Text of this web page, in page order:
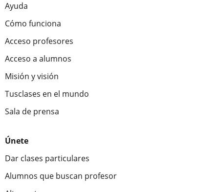
Ayuda
Cómo funciona
Acceso profesores
Acceso a alumnos
Misión y visión
Tusclases en el mundo
Sala de prensa
Únete
Dar clases particulares
Alumnos que buscan profesor